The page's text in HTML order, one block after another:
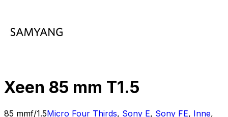
Xeen 85 mm T1.5
85 mmf/1.5Micro Four Thirds, Sony E, Sony FE, Inne,